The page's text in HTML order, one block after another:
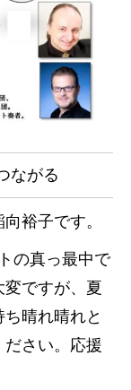
ながる
裕子です。
の真っ最中で
ですが、夏
晴れ晴れと
さい。応援